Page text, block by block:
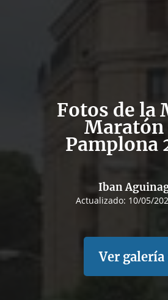
Fotos de la
Maratón
Pamplona
Iban
Actualizado: 10/05/
Ver galería